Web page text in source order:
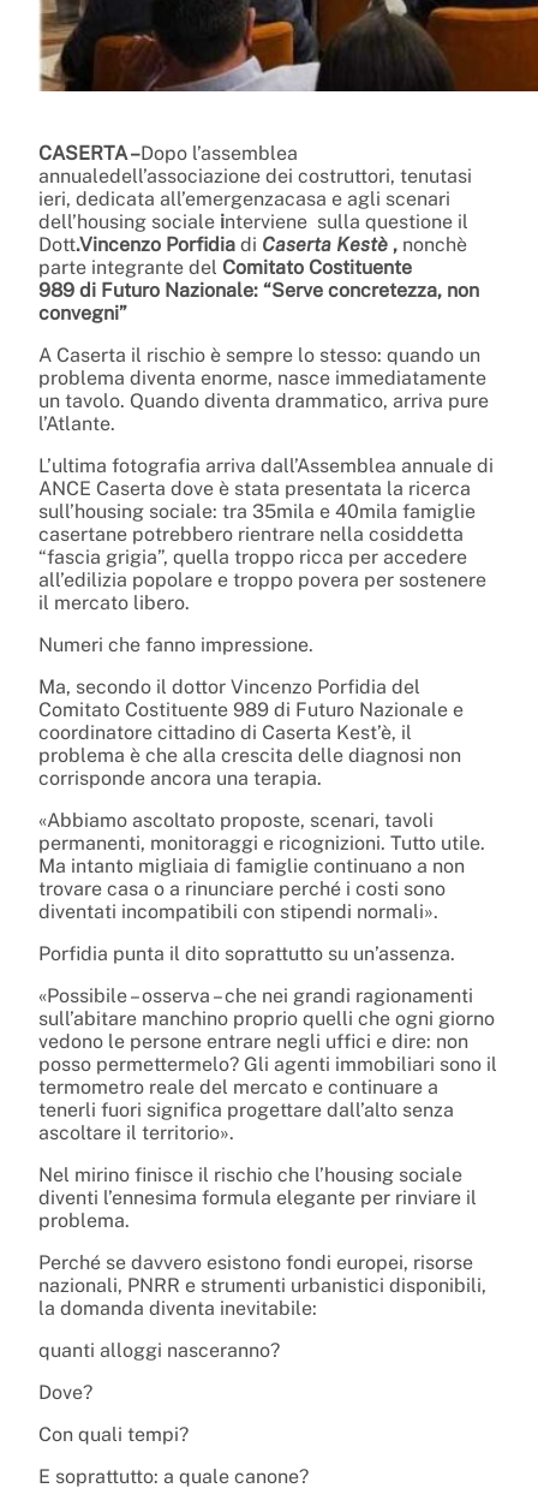
CASERTA –Dopo l’assemblea
annualedell’associazione dei costruttori, tenutasi
ieri, dedicata all’emergenzacasa e agli scenari
dell’housing sociale interviene sulla questione il
Dott.Vincenzo Porfidia di Caserta Kestè , nonchè
parte integrante del Comitato Costituente
989 di Futuro Nazionale: “Serve concretezza, non
convegni”
A Caserta il rischio è sempre lo stesso: quando un
problema diventa enorme, nasce immediatamente
un tavolo. Quando diventa drammatico, arriva pure
l’Atlante.
L’ultima fotografia arriva dall’Assemblea annuale di
ANCE Caserta dove è stata presentata la ricerca
sull’housing sociale: tra 35mila e 40mila famiglie
casertane potrebbero rientrare nella cosiddetta
“fascia grigia”, quella troppo ricca per accedere
all’edilizia popolare e troppo povera per sostenere
il mercato libero.
Numeri che fanno impressione.
Ma, secondo il dottor Vincenzo Porfidia del
Comitato Costituente 989 di Futuro Nazionale e
coordinatore cittadino di Caserta Kest’è, il
problema è che alla crescita delle diagnosi non
corrisponde ancora una terapia.
«Abbiamo ascoltato proposte, scenari, tavoli
permanenti, monitoraggi e ricognizioni. Tutto utile.
Ma intanto migliaia di famiglie continuano a non
trovare casa o a rinunciare perché i costi sono
diventati incompatibili con stipendi normali».
Porfidia punta il dito soprattutto su un’assenza.
«Possibile – osserva – che nei grandi ragionamenti
sull’abitare manchino proprio quelli che ogni giorno
vedono le persone entrare negli uffici e dire: non
posso permettermelo? Gli agenti immobiliari sono il
termometro reale del mercato e continuare a
tenerli fuori significa progettare dall’alto senza
ascoltare il territorio».
Nel mirino finisce il rischio che l’housing sociale
diventi l’ennesima formula elegante per rinviare il
problema.
Perché se davvero esistono fondi europei, risorse
nazionali, PNRR e strumenti urbanistici disponibili,
la domanda diventa inevitabile:
quanti alloggi nasceranno?
Dove?
Con quali tempi?
E soprattutto: a quale canone?